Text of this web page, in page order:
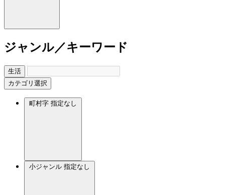
ジャンル／キーワード
生活
カテゴリ選択
町村字 指定なし
小ジャンル 指定なし